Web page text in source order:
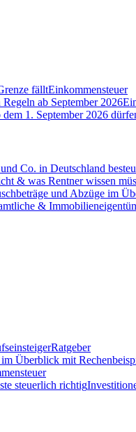
fälltEinkommensteuer
ab September 2026
1. September 2026
Co. in Deutschland
& was Rentner wissen
und Abzüge im
&
Ratgeber
Überblick mit
steuerlich richtig